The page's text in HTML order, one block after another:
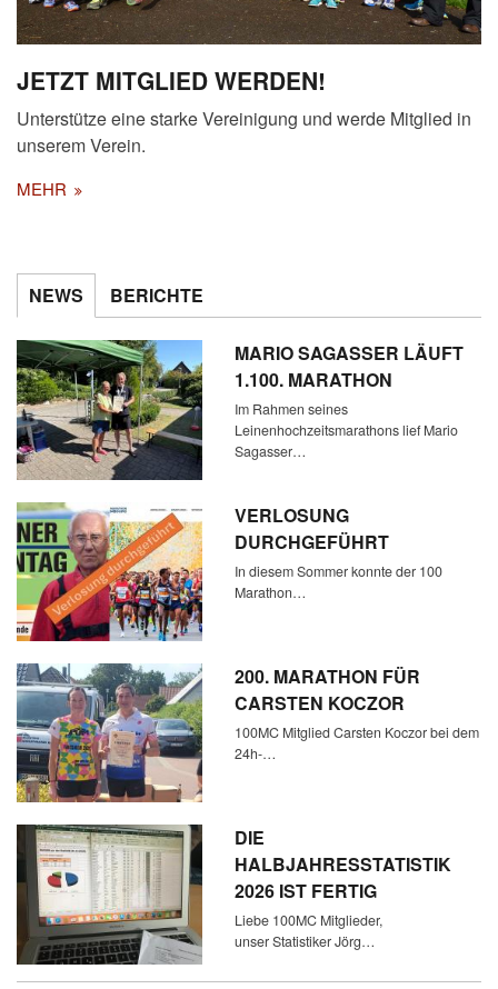
JETZT MITGLIED WERDEN!
Unterstütze eine starke Vereinigung und werde Mitglied in
unserem Verein.
MEHR
NEWS BERICHTE
MARIO SAGASSER LÄUFT
1.100. MARATHON
Im Rahmen seines
Leinenhochzeitsmarathons lief Mario
Sagasser…
VERLOSUNG
DURCHGEFÜHRT
In diesem Sommer konnte der 100
Marathon…
200. MARATHON FÜR
CARSTEN KOCZOR
100MC Mitglied Carsten Koczor bei dem
24h-…
DIE
HALBJAHRESSTATISTIK
2026 IST FERTIG
Liebe 100MC Mitglieder,
unser Statistiker Jörg…